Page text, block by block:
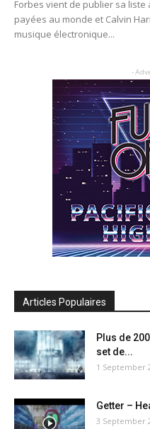
Forbes vient de publier sa
payées au monde et Calvin
musique électronique...
-
Articles Populaires
Plus de
set de...
1 September
Getter –
3 September